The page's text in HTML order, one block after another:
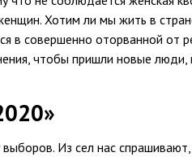
Хотим ли мы жить в
в совершенно оторванной от
чтобы пришли новые люди,
Из сел нас